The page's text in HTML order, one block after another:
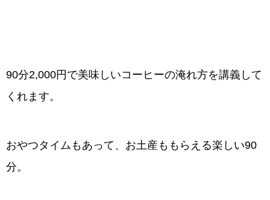
90分2,000円で美味しいコーヒーの淹れ方を講義して
くれます。
おやつタイムもあって、お土産ももらえる楽しい90
分。